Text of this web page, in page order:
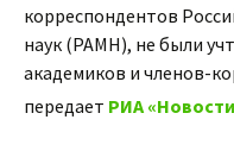
корреспондентов
наук (РАМН), не были
академиков и членов-
передает РИА